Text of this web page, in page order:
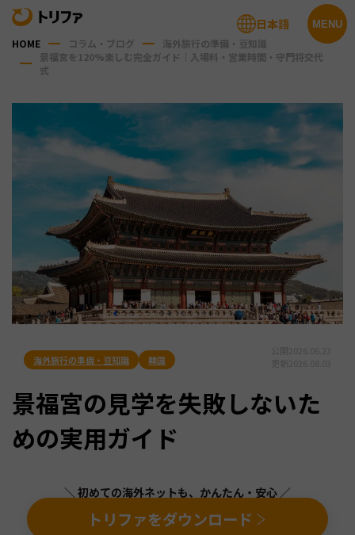
MENU
日本語
HOME コラム・ブログ
海外旅行の準備・豆知識
景福宮を120%楽しむ完全ガイド｜入場料・営業時間・守門将交代
式
海外旅行の準備・豆知識 韓国
景福宮の見学を失敗しないた
めの実用ガイド
＼ 初めての海外ネットも、かんたん・安心 ／
トリファをダウンロード